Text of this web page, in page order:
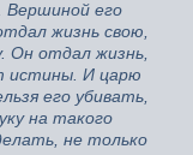
Вершиной его
жизнь свою,
Он отдал жизнь,
истины. И царю
его убивать,
на такого
не только